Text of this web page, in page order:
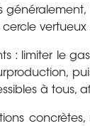
vertueux
: limiter le
à tous,
concrètes,